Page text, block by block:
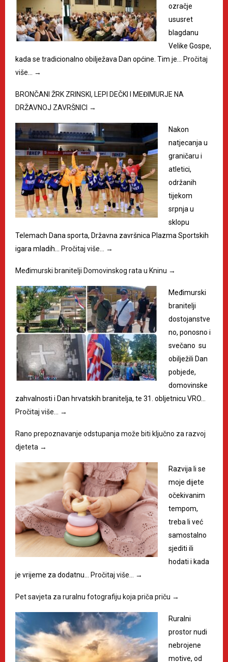
ozračje
ususret
blagdanu
Velike Gospe,
kada se tradicionalno obilježava Dan općine. Tim je… Pročitaj
više…
→
BRONČANI ŽRK ZRINSKI, LEPI DEČKI I MEĐIMURJE NA
DRŽAVNOJ ZAVRŠNICI →
Nakon
natjecanja u
graničaru i
atletici,
održanih
tijekom
srpnja u
sklopu
Telemach Dana sporta, Državna završnica Plazma Sportskih
igara mladih… Pročitaj više… →
Međimurski branitelji Domovinskog rata u Kninu →
Međimurski
branitelji
dostojanstve
no, ponosno i
svečano su
obilježili Dan
pobjede,
domovinske
zahvalnosti i Dan hrvatskih branitelja, te 31. obljetnicu VRO…
Pročitaj više…
→
Rano prepoznavanje odstupanja može biti ključno za razvoj
djeteta →
Razvija li se
moje dijete
očekivanim
tempom,
treba li već
samostalno
sjediti ili
hodati i kada
je vrijeme za dodatnu… Pročitaj više… →
Pet savjeta za ruralnu fotografiju koja priča priču →
Ruralni
prostor nudi
nebrojene
motive, od